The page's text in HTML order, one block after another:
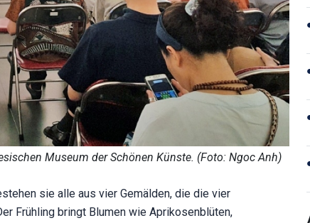
Museum der Schönen Künste. (Foto: Ngoc Anh)
sie alle aus vier Gemälden, die die vier
Frühling bringt Blumen wie Aprikosenblüten,